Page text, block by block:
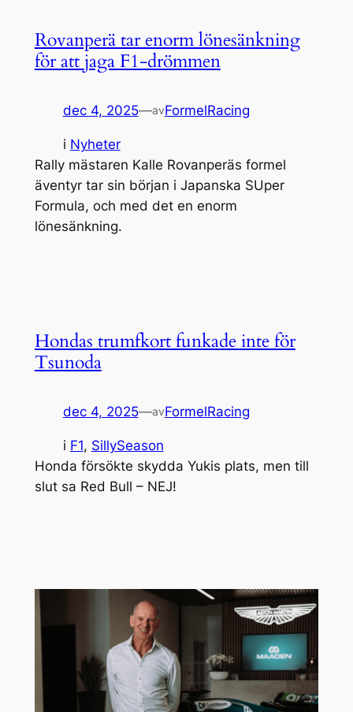
Rovanperä tar enorm lönesänkning
för att jaga F1-drömmen
dec 4, 2025—avFormelRacing
i Nyheter
Rally mästaren Kalle Rovanperäs formel
äventyr tar sin början i Japanska SUper
Formula, och med det en enorm
lönesänkning.
Hondas trumfkort funkade inte för
Tsunoda
dec 4, 2025—avFormelRacing
i F1, SillySeason
Honda försökte skydda Yukis plats, men till
slut sa Red Bull – NEJ!